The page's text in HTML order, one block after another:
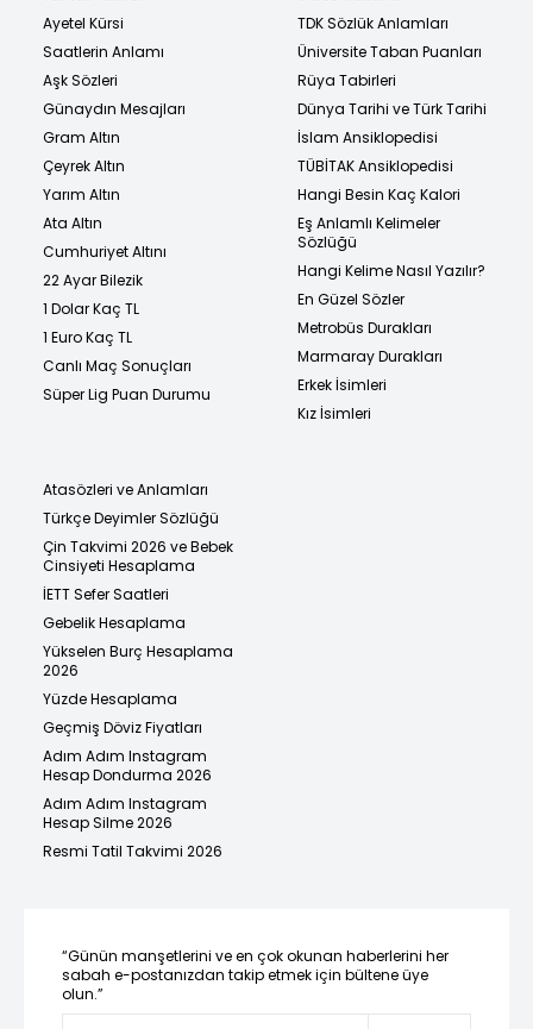
Ayetel Kürsi
Saatlerin Anlamı
Aşk Sözleri
Günaydın Mesajları
Gram Altın
Çeyrek Altın
Yarım Altın
Ata Altın
Cumhuriyet Altını
22 Ayar Bilezik
1 Dolar Kaç TL
1 Euro Kaç TL
Canlı Maç Sonuçları
Süper Lig Puan Durumu
TDK Sözlük Anlamları
Üniversite Taban Puanları
Rüya Tabirleri
Dünya Tarihi ve Türk Tarihi
İslam Ansiklopedisi
TÜBİTAK Ansiklopedisi
Hangi Besin Kaç Kalori
Eş Anlamlı Kelimeler
Sözlüğü
Hangi Kelime Nasıl Yazılır?
En Güzel Sözler
Metrobüs Durakları
Marmaray Durakları
Erkek İsimleri
Kız İsimleri
Atasözleri ve Anlamları
Türkçe Deyimler Sözlüğü
Çin Takvimi 2026 ve Bebek
Cinsiyeti Hesaplama
İETT Sefer Saatleri
Gebelik Hesaplama
Yükselen Burç Hesaplama
2026
Yüzde Hesaplama
Geçmiş Döviz Fiyatları
Adım Adım Instagram
Hesap Dondurma 2026
Adım Adım Instagram
Hesap Silme 2026
Resmi Tatil Takvimi 2026
“Günün manşetlerini ve en çok okunan haberlerini her
sabah e-postanızdan takip etmek için bültene üye
olun.”